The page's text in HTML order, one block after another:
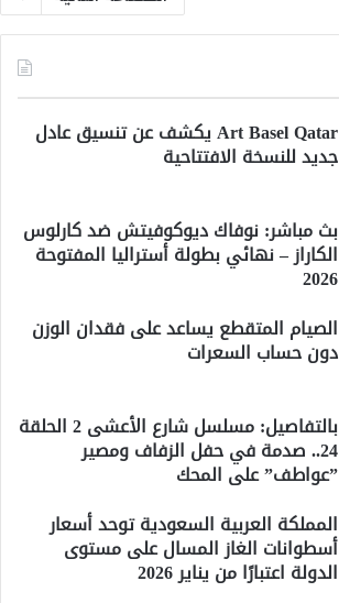
Art Basel Qatar يكشف عن تنسيق عادل
جديد للنسخة الافتتاحية
بث مباشر: نوفاك ديوكوفيتش ضد كارلوس
الكاراز – نهائي بطولة أستراليا المفتوحة
2026
الصيام المتقطع يساعد على فقدان الوزن
دون حساب السعرات
بالتفاصيل: مسلسل شارع الأعشى 2 الحلقة
24.. صدمة في حفل الزفاف ومصير
”عواطف” على المحك
المملكة العربية السعودية توحد أسعار
أسطوانات الغاز المسال على مستوى
الدولة اعتبارًا من يناير 2026